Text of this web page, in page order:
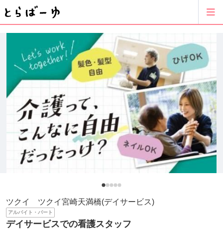
ツクイ ツクイ宮崎天満橋(デイサービス)
アルバイト・パート
デイサービスでの看護スタッフ